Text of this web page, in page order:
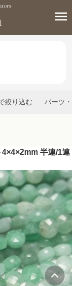
絞り込む パーツ
半連/1連